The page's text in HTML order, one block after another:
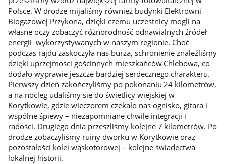
Polsce. W drodze mijaliśmy również budynki Elektrowni
Biogazowej Przykona, dzięki czemu uczestnicy mogli na
własne oczy zobaczyć różnorodność odnawialnych źródeł
energii wykorzystywanych w naszym regionie. Choć
podczas rajdu zaskoczyła nas burza, schronienie znaleźliśmy
dzięki uprzejmości gościnnych mieszkańców Chlebowa, co
dodało wyprawie jeszcze bardziej serdecznego charakteru.
Pierwszy dzień zakończyliśmy po pokonaniu 24 kilometrów,
a na nocleg udaliśmy się do świetlicy wiejskiej w
Korytkowie, gdzie wieczorem czekało nas ognisko, gitara i
wspólne śpiewy – niezapomniane chwile integracji i
radości. Drugiego dnia przeszliśmy kolejne 7 kilometrów. Po
drodze zobaczyliśmy ruiny dworku w Korytkowie oraz
pozostałości kolei wąskotorowej – kolejne świadectwa
lokalnej historii.